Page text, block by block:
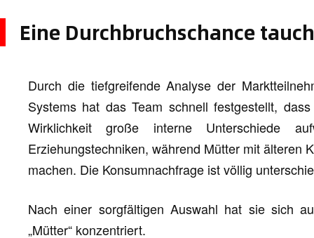
Eine Durchbruchschance
Durch die tiefgreifende Analyse der
Systems hat das Team schnell festgestellt,
Wirklichkeit große interne Unterschiede
Erziehungstechniken, während Mütter mit älteren
machen. Die Konsumnachfrage ist völlig
Nach einer sorgfältigen Auswahl hat sie sich
„Mütter“ konzentriert.